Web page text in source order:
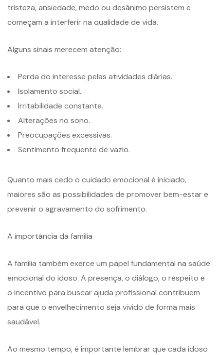
tristeza, ansiedade, medo ou desânimo persistem e
começam a interferir na qualidade de vida.
Alguns sinais merecem atenção:
Perda do interesse pelas atividades diárias.
Isolamento social.
Irritabilidade constante.
Alterações no sono.
Preocupações excessivas.
Sentimento frequente de vazio.
Quanto mais cedo o cuidado emocional é iniciado,
maiores são as possibilidades de promover bem-estar e
prevenir o agravamento do sofrimento.
A importância da família
A família também exerce um papel fundamental na saúde
emocional do idoso. A presença, o diálogo, o respeito e
o incentivo para buscar ajuda profissional contribuem
para que o envelhecimento seja vivido de forma mais
saudável.
Ao mesmo tempo, é importante lembrar que cada idoso